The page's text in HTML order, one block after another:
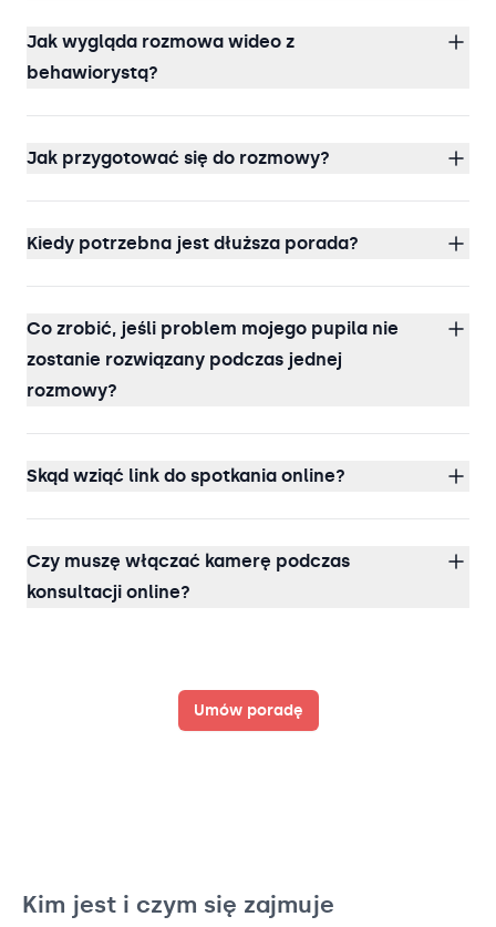
Jak wygląda rozmowa wideo z
behawiorystą?
Jak przygotować się do rozmowy?
Kiedy potrzebna jest dłuższa porada?
Co zrobić, jeśli problem mojego pupila nie
zostanie rozwiązany podczas jednej
rozmowy?
Skąd wziąć link do spotkania online?
Czy muszę włączać kamerę podczas
konsultacji online?
Umów poradę
Kim jest i czym się zajmuje